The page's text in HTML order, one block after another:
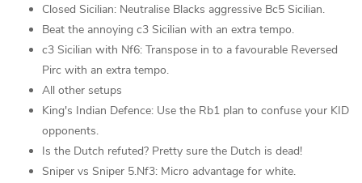
Closed Sicilian: Neutralise Blacks aggressive Bc5 Sicilian.
Beat the annoying c3 Sicilian with an extra tempo.
c3 Sicilian with Nf6: Transpose in to a favourable Reversed
Pirc with an extra tempo.
All other setups
King's Indian Defence: Use the Rb1 plan to confuse your KID
opponents.
Is the Dutch refuted? Pretty sure the Dutch is dead!
Sniper vs Sniper 5.Nf3: Micro advantage for white.